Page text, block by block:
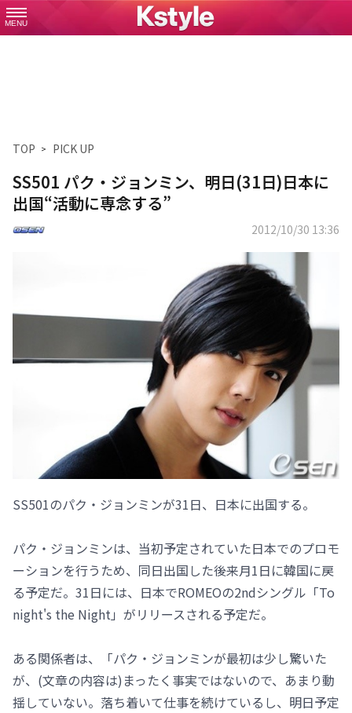
MENU
TOP PICK UP
SS501 パク・ジョンミン、明日(31日)日本に
出国“活動に専念する”
2012/10/30 13:36
SS501のパク・ジョンミンが31日、日本に出国する。
パク・ジョンミンは、当初予定されていた日本でのプロモ
ーションを行うため、同日出国した後来月1日に韓国に戻
る予定だ。31日には、日本でROMEOの2ndシングル「To
night's the Night」がリリースされる予定だ。
ある関係者は、「パク・ジョンミンが最初は少し驚いた
が、(文章の内容は)まったく事実ではないので、あまり動
揺していない。落ち着いて仕事を続けているし、明日予定